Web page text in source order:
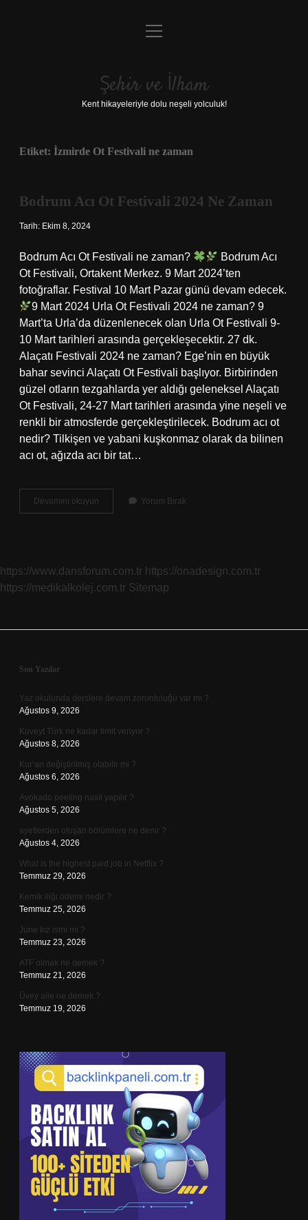
Anasayfa
Yasal Uyarı
menüyü
Şehir ve İlham
Kent hikayeleriyle dolu neşeli yolculuk!
Etiket: İzmirde Ot Festivali ne zaman
Bodrum Acı Ot Festivali 2024 Ne Zaman
Tarih: Ekim 8, 2024
Bodrum Acı Ot Festivali ne zaman?
Bodrum Acı
Ot Festivali, Ortakent Merkez. 9 Mart 2024’ten
fotoğraflar. Festival 10 Mart Pazar günü devam edecek.
9 Mart 2024 Urla Ot Festivali 2024 ne zaman? 9
Mart’ta Urla’da düzenlenecek olan Urla Ot Festivali 9-
10 Mart tarihleri ​​arasında gerçekleşecektir. 27 dk.
Alaçatı Festivali 2024 ne zaman? Ege’nin en büyük
bahar sevinci Alaçatı Ot Festivali başlıyor. Birbirinden
güzel otların tezgahlarda yer aldığı geleneksel Alaçatı
Ot Festivali, 24-27 Mart tarihleri ​​arasında yine neşeli ve
renkli bir atmosferde gerçekleştirilecek. Bodrum acı ot
nedir? Tilkişen ve yabani kuşkonmaz olarak da bilinen
acı ot, ağızda acı bir tat…
Devamını okuyun
Acı
Zaman
Yorum Bırak
https://www.dansforum.com.tr https://onadesign.com.tr
https://medikalkolej.com.tr Sitemap
Sidebar
Son Yazılar
Yaz okulunda derslere devam zorunluluğu var mı ?
Ağustos 9, 2026
Kuveyt Türk ne kadar limit veriyor ?
Ağustos 8, 2026
Kur’an değiştirilmiş olabilir mi ?
Ağustos 6, 2026
Avokado peeling nasıl yapılır ?
Ağustos 5, 2026
ayetlerden oluşan bölümlere ne denir ?
Ağustos 4, 2026
What is the highest paid job in Netflix ?
Temmuz 29, 2026
Kemik iliği ödemi nedir ?
Temmuz 25, 2026
June kız ismi mi ?
Temmuz 23, 2026
ATF olmak ne demek ?
Temmuz 21, 2026
Üvey aile ne demek ?
Temmuz 19, 2026